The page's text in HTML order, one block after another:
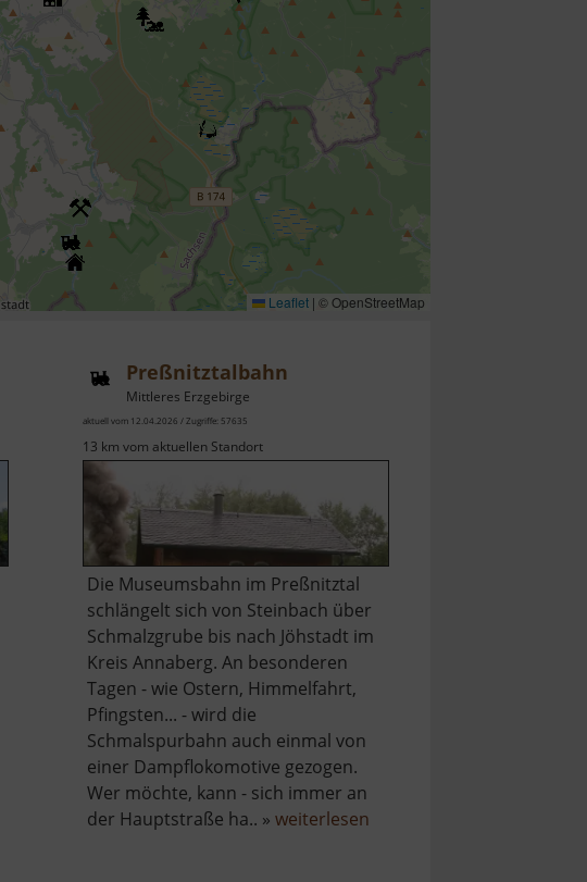
Leaflet | © OpenStreetMap
Preßnitztalbahn
Mittleres Erzgebirge
aktuell vom 12.04.2026 / Zugriffe: 57635
13 km vom aktuellen Standort
Die Museumsbahn im Preßnitztal
schlängelt sich von Steinbach über
Schmalzgrube bis nach Jöhstadt im
Kreis Annaberg. An besonderen
Tagen - wie Ostern, Himmelfahrt,
Pfingsten... - wird die
Schmalspurbahn auch einmal von
einer Dampflokomotive gezogen.
Wer möchte, kann - sich immer an
der Hauptstraße ha.. » weiterlesenüber